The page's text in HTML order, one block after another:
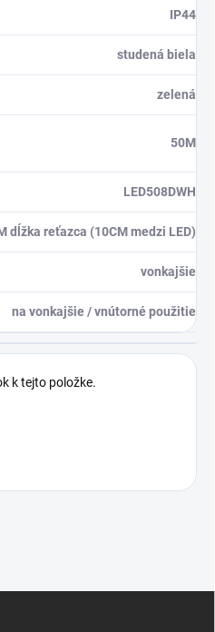
IP44
studená biela
zelená
50M
LED508DWH
dĺžka reťazca (10CM medzi LED)
vonkajšie
na vonkajšie / vnútorné použitie
k tejto položke.